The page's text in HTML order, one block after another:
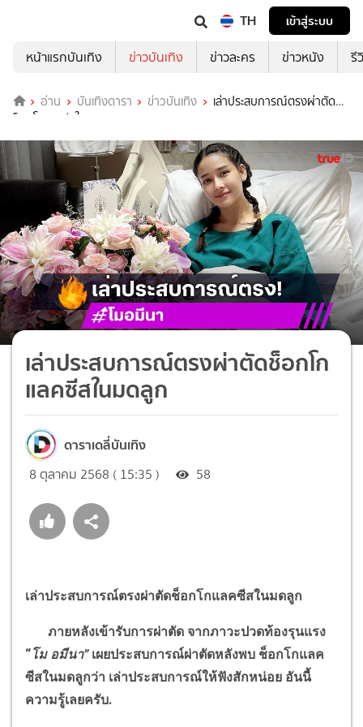
TH
เข้าสู่ระบบ
หน้าแรกบันเทิง
ข่าวบันเทิง ข่าวละคร ข่าวหนัง รี
อ่าน บันเทิงดารา ข่าวบันเทิง
เล่าประสบการณ์ตรงผ่าตัด
ช็อกโกแลคซีสในมดลูก
เล่าประสบการณ์ตรงผ่าตัดช็อกโก
แลคซีสในมดลูก
ดาราเดลี่บันเทิง
8 ตุลาคม 2568 ( 15:35 ) 58
เล่าประสบการณ์ตรงผ่าตัดช็อกโกแลคซีสในมดลูก
ภายหลังเข้ารับการผ่าตัด จากภาวะปวดท้องรุนแรง
“โม อมีนา” เผยประสบการณ์ผ่าตัดหลังพบ ช็อกโกแลค
ซีสในมดลูกว่า เล่าประสบการณ์ให้ฟังสักหน่อย อันนี้
ความรู้เลยครับ.